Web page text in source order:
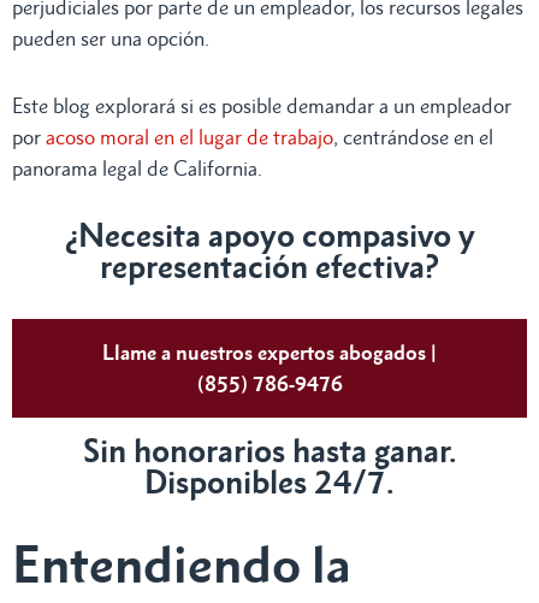
perjudiciales por parte de un empleador, los recursos legales
pueden ser una opción.
Este blog explorará si es posible demandar a un empleador
por acoso moral en el lugar de trabajo, centrándose en el
panorama legal de California.
¿Necesita apoyo compasivo y
representación efectiva?
Llame a nuestros expertos abogados |
(855) 786-9476
Sin honorarios hasta ganar.
Disponibles 24/7.
Entendiendo la